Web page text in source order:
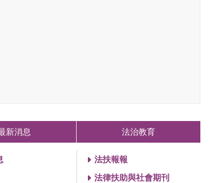
新消息 法治教育
法扶報報
法律扶助與社會期刊